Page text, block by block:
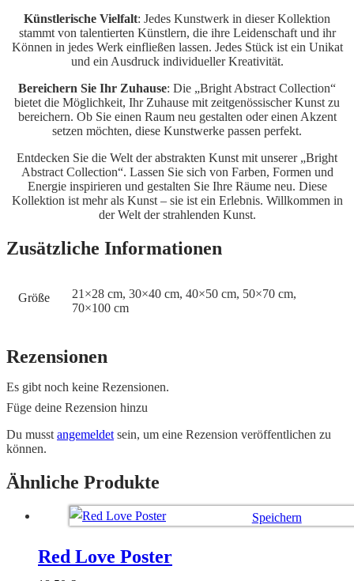
Künstlerische Vielfalt: Jedes Kunstwerk in dieser Kollektion
stammt von talentierten Künstlern, die ihre Leidenschaft und ihr
Können in jedes Werk einfließen lassen. Jedes Stück ist ein Unikat
und ein Ausdruck individueller Kreativität.
Bereichern Sie Ihr Zuhause: Die „Bright Abstract Collection“
bietet die Möglichkeit, Ihr Zuhause mit zeitgenössischer Kunst zu
bereichern. Ob Sie einen Raum neu gestalten oder einen Akzent
setzen möchten, diese Kunstwerke passen perfekt.
Entdecken Sie die Welt der abstrakten Kunst mit unserer „Bright
Abstract Collection“. Lassen Sie sich von Farben, Formen und
Energie inspirieren und gestalten Sie Ihre Räume neu. Diese
Kollektion ist mehr als Kunst – sie ist ein Erlebnis. Willkommen in
der Welt der strahlenden Kunst.
Zusätzliche Informationen
Größe
21×28 cm, 30×40 cm, 40×50 cm, 50×70 cm,
70×100 cm
Rezensionen
Es gibt noch keine Rezensionen.
Füge deine Rezension hinzu
Du musst angemeldet sein, um eine Rezension veröffentlichen zu
können.
Ähnliche Produkte
Speichern
Red Love Poster